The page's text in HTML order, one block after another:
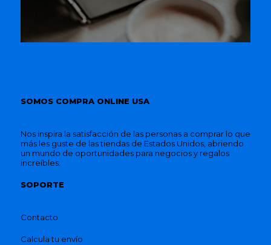
SOMOS COMPRA ONLINE USA
Nos inspira la satisfacción de las personas a comprar lo que
más les guste de las tiendas de Estados Unidos, abriendo
un mundo de oportunidades para negocios y regalos
increíbles.
SOPORTE
Contacto
Calcula tu envío